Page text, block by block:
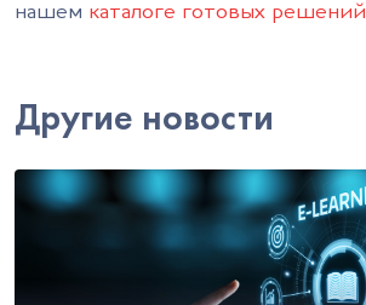
нашем каталоге готовых решений
Другие новости